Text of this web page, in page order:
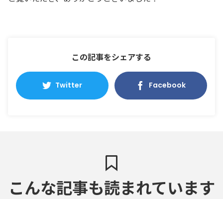
この記事をシェアする
Twitter Facebook
こんな記事も読まれています